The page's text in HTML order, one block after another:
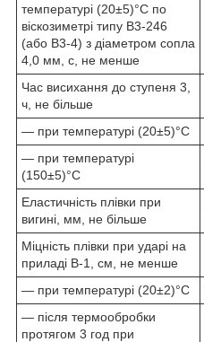
температурі (20±5)°С по
віскозиметрі типу В3-246
(або В3-4) з діаметром сопла
4,0 мм, с, не менше
Час висихання до ступеня 3,
ч, не більше
— при температурі (20±5)°С
— при температурі
(150±5)°С
Еластичність плівки при
вигині, мм, не більше
Міцність плівки при ударі на
приладі В-1, см, не менше
— при температурі (20±2)°С
— після термообробки
протягом 3 год при